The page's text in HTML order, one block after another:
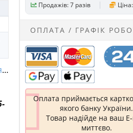
Продажів: 7 разів
ОПЛАТА / ГРАФІК
Оплата приймається
якого банку України.
Товар надійде на ваш
миттєво.